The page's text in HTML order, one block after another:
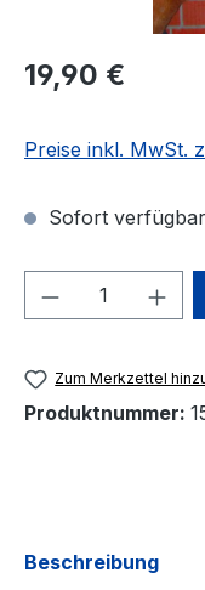
Regulärer Preis:
19,90 €
Preise inkl. MwSt.
Sofort
Produkt
Zum Merkzettel
Produktnummer:
Beschreibung